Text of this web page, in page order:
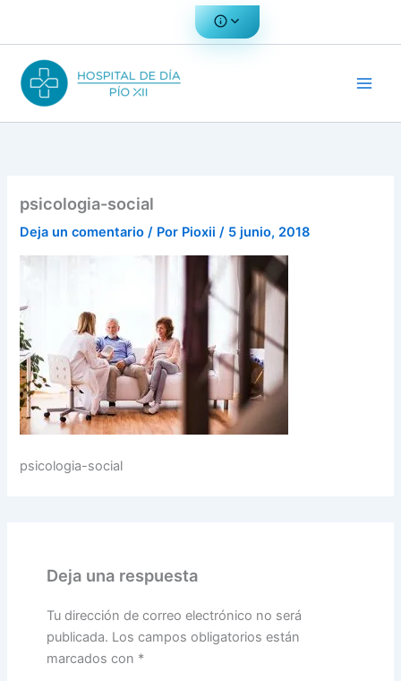
psicologia-social
Deja un comentario / Por Pioxii/ 5 junio, 2018
psicologia-social
Deja una respuesta
Tu dirección de correo electrónico no será
publicada. Los campos obligatorios están
marcados con *